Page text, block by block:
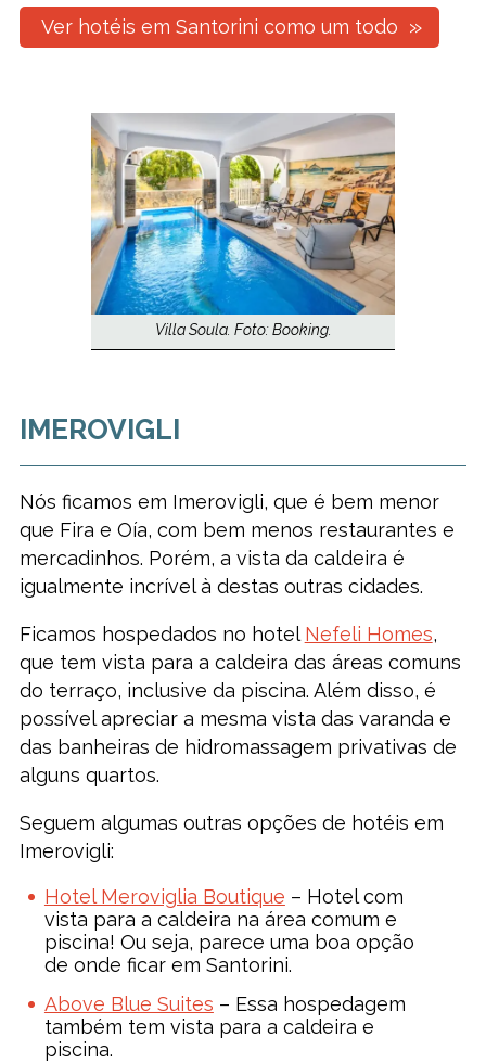
Ver hotéis em Santorini como um todo
Villa Soula. Foto: Booking.
IMEROVIGLI
Nós ficamos em Imerovigli, que é bem menor
que Fira e Oía, com bem menos restaurantes e
mercadinhos. Porém, a vista da caldeira é
igualmente incrível à destas outras cidades.
Ficamos hospedados no hotelNefeli Homes,
que tem vista para a caldeira das áreas comuns
do terraço, inclusive da piscina. Além disso, é
possível apreciar a mesma vista das varanda e
das banheiras de hidromassagem privativas de
alguns quartos.
Seguem algumas outras opções de hotéis em
Imerovigli:
Hotel Meroviglia Boutique – Hotel com
vista para a caldeira na área comum e
piscina! Ou seja, parece uma boa opção
de onde ficar em Santorini.
Above Blue Suites – Essa hospedagem
também tem vista para a caldeira e
piscina.